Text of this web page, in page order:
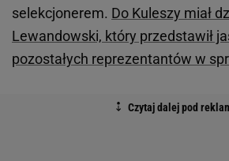
selekcjonerem. Do Kuleszy miał
Lewandowski, który przedstawił
pozostałych reprezentantów w